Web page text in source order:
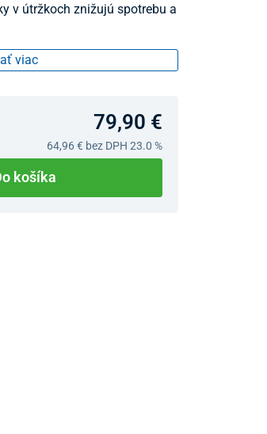
v útržkoch znižujú spotrebu a
viac
79,90 €
64,96 € bez DPH 23.0 %
košíka